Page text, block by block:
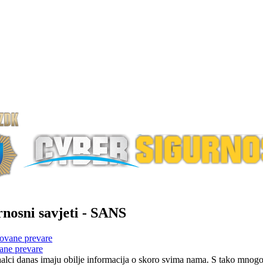
savjeti - SANS
prevare
danas imaju obilje informacija o skoro svima nama. S tako